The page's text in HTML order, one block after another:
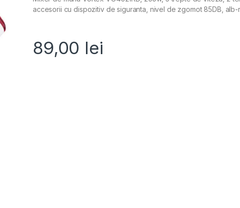
accesorii cu dispozitiv de siguranta, nivel de zgomot 85DB, alb-
89,00 lei